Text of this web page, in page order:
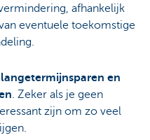
afhankelijk
eventuele toekomstige
langetermijnsparen en
. Zeker als je geen
zijn om zo veel